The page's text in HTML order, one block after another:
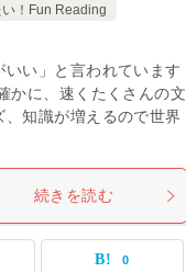
！Fun Reading
い」と言われています
かに、速くたくさんの文
知識が増えるので世界
続きを読む
0